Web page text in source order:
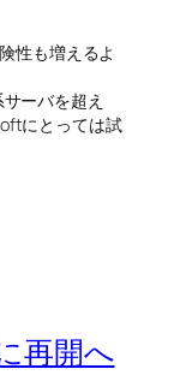
性も増えるよ
ーバを超え
にとっては試
再開へ